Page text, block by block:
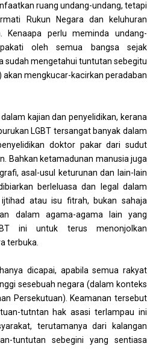
ruang undang-undang, tetapi
Rukun Negara dan keluhuran
Kenaapa perlu meminda undang-
oleh semua bangsa sejak
sudah mengetahui tuntutan sebegitu
akan mengkucar-kacirkan peradaban
kajian dan penyelidikan, kerana
LGBT tersangat banyak dalam
doktor pakar dari sudut
Bahkan ketamadunan manusia juga
asal-usul keturunan dan lain-lain
berleluasa dan legal dalam
atau isu fitrah, bukan sahaja
dalam agama-agama lain yang
ini untuk terus menonjolkan
terbuka.
dicapai, apabila semua rakyat
sesebuah negara (dalam konteks
Persekutuan). Keamanan tersebut
tutntan hak asasi terlampau ini
terutamanya dari kalangan
tuntutan sebegini yang sentiasa